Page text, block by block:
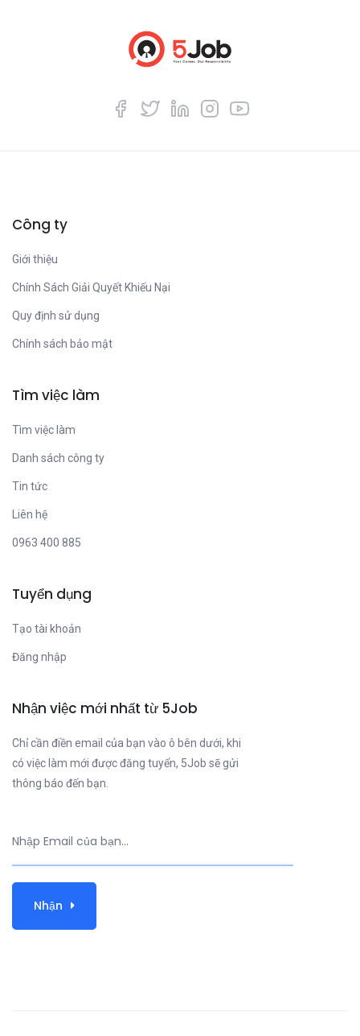
Công ty
Giới thiệu
Chính Sách Giải Quyết Khiếu Nại
Quy định sử dụng
Chính sách bảo mật
Tìm việc làm
Tìm việc làm
Danh sách công ty
Tin tức
Liên hệ
0963 400 885
Tuyển dụng
Tạo tài khoản
Đăng nhập
Nhận việc mới nhất từ 5Job
Chỉ cần điền email của bạn vào ô bên dưới, khi
có việc làm mới được đăng tuyển, 5Job sẽ gửi
thông báo đến bạn.
Nhận